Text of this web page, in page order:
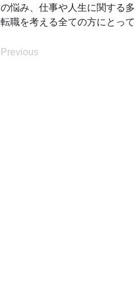
の悩み、仕事や人生に関する
転職を考える全ての方にとっ
Previous